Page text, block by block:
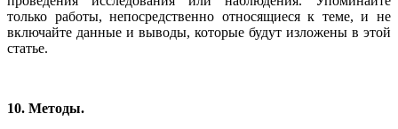
только работы, непосредственно относящиеся к теме, и не
включайте данные и выводы, которые будут изложены в этой
статье.
10. Методы.